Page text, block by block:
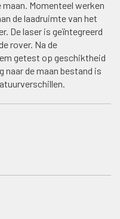
Momenteel werken
de laadruimte van het
De laser is geïntegreerd
rover. Na de
getest op geschiktheid
naar de maan bestand is